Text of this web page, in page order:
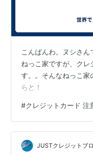
こんばんわ。ヌシさ
ねっこ家ですが、クレ
す。。そんなねっこ家
らと！
#クレジットカード 注
JUSTクレジットブ